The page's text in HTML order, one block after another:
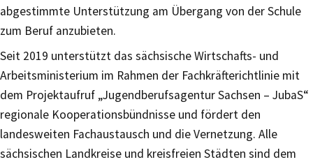
abgestimmte Unterstützung am Übergang von der Schule
zum Beruf anzubieten.
Seit 2019 unterstützt das sächsische Wirtschafts- und
Arbeitsministerium im Rahmen der Fachkräfterichtlinie mit
dem Projektaufruf „Jugendberufsagentur Sachsen – JubaS“
regionale Kooperationsbündnisse und fördert den
landesweiten Fachaustausch und die Vernetzung. Alle
sächsischen Landkreise und kreisfreien Städten sind dem